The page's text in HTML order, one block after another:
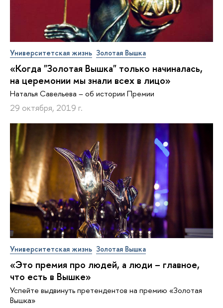
Университетская жизнь Золотая Вышка
«Когда "Золотая Вышка" только начиналась,
на церемонии мы знали всех в лицо»
Наталья Савельева – об истории Премии
29 октября, 2019 г.
Университетская жизнь Золотая Вышка
«Это премия про людей, а люди – главное,
что есть в Вышке»
Успейте выдвинуть претендентов на премию «Золотая
Вышка»